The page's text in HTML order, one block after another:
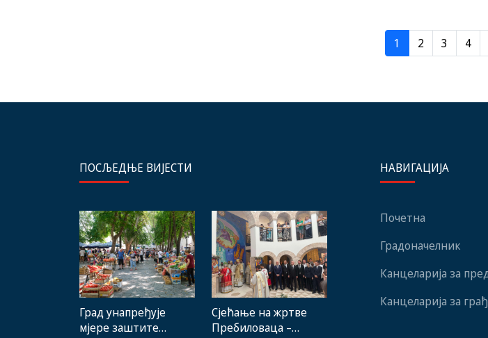
1 2 3 4
ПОСЉЕДЊЕ ВИЈЕСТИ
Град унапређује
мјере заштите
Сјећање на жртве
Пребиловаца –
НАВИГАЦИЈА
Почетна
Градоначелник
Канцеларија за
Канцеларија за